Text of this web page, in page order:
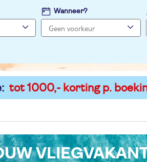
Wanneer?
tot 1000,- korting p.